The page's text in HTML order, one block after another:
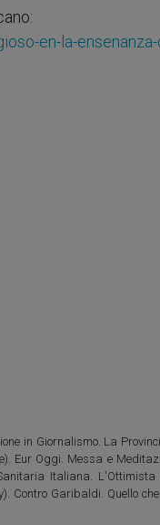
en-la-
in Giornalismo. La
Eur Oggi. Messa e
Italiana.
Contro Garibaldi. Quello